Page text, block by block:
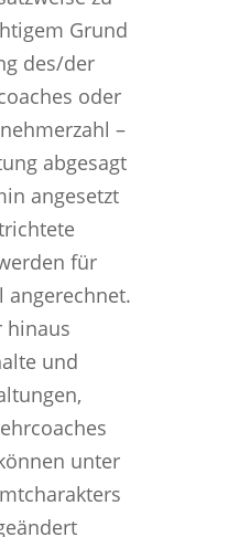
Grund
des/der
oder
–
abgesagt
angesetzt
für
angerechnet.
hinaus
und
unter